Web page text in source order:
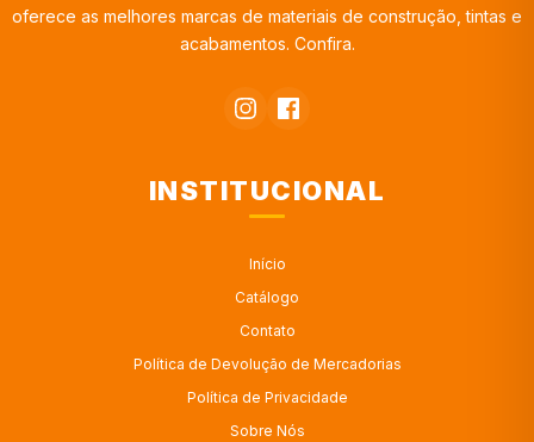
oferece as melhores marcas de materiais de construção, tintas e
acabamentos. Confira.
INSTITUCIONAL
Início
Catálogo
Contato
Política de Devolução de Mercadorias
Política de Privacidade
Sobre Nós